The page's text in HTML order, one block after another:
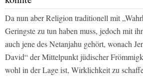
Da nun aber Religion traditionell mit
Geringste zu tun haben muss, jedoch mit
auch jene des Netanjahu gehört, wonach
David“ der Mittelpunkt jüdischer
wohl in der Lage ist, Wirklichkeit zu